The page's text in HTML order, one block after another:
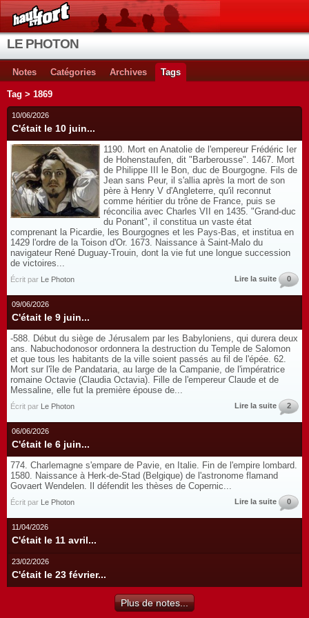
LE PHOTON
Notes Catégories Archives Tags
Tag > 1869
10/06/2026
C'était le 10 juin...
1190. Mort en Anatolie de l'empereur Frédéric Ier
de Hohenstaufen, dit "Barberousse". 1467. Mort
de Philippe III le Bon, duc de Bourgogne. Fils de
Jean sans Peur, il s'allia après la mort de son
père à Henry V d'Angleterre, qu'il reconnut
comme héritier du trône de France, puis se
réconcilia avec Charles VII en 1435. "Grand-duc
du Ponant", il constitua un vaste état
comprenant la Picardie, les Bourgognes et les Pays-Bas, et institua en
1429 l'ordre de la Toison d'Or. 1673. Naissance à Saint-Malo du
navigateur René Duguay-Trouin, dont la vie fut une longue succession
de victoires...
Écrit par Le Photon Lire la suite 0
09/06/2026
C'était le 9 juin...
-588. Début du siège de Jérusalem par les Babyloniens, qui durera deux
ans. Nabuchodonosor ordonnera la destruction du Temple de Salomon
et que tous les habitants de la ville soient passés au fil de l'épée. 62.
Mort sur l'île de Pandataria, au large de la Campanie, de l'impératrice
romaine Octavie (Claudia Octavia). Fille de l'empereur Claude et de
Messaline, elle fut la première épouse de...
Écrit par Le Photon Lire la suite 2
06/06/2026
C'était le 6 juin...
774. Charlemagne s'empare de Pavie, en Italie. Fin de l'empire lombard.
1580. Naissance à Herk-de-Stad (Belgique) de l'astronome flamand
Govaert Wendelen. Il défendit les thèses de Copernic...
Écrit par Le Photon Lire la suite 0
11/04/2026
C'était le 11 avril...
23/02/2026
C'était le 23 février...
Plus de notes...